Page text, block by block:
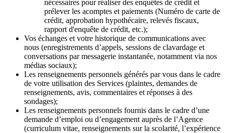
nécessaires pour réaliser des enquêtes de crédit et
prélever les acomptes et paiements (Numéro de carte de
crédit, approbation hypothécaire, relevés fiscaux,
rapport d'enquête de crédit, etc.);
Vos échanges et votre historique de communications avec
nous (enregistrements d’appels, sessions de clavardage et
conversations par messagerie instantanée, notamment via nos
médias sociaux);
Les renseignements personnels générés par vous dans le cadre
de votre utilisation des Services (plaintes, demandes de
renseignements, avis, commentaires et réponses à des
sondages);
Les renseignements personnels fournis dans le cadre d’une
demande d’emploi ou d’engagement auprès de l’Agence
(curriculum vitae, renseignements sur la scolarité, l’expérience